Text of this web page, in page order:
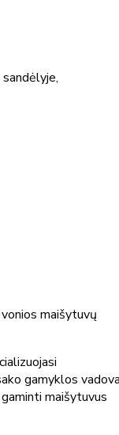
maišytuvų
gamyklos
maišytuvus